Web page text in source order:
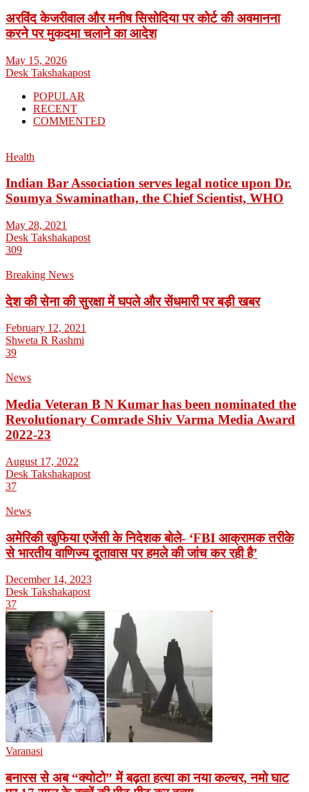
अरविंद केजरीवाल और मनीष सिसोदिया पर कोर्ट की अवमानना
करने पर मुकदमा चलाने का आदेश
May 15, 2026
Desk Takshakapost
POPULAR
RECENT
COMMENTED
Health
Indian Bar Association serves legal notice upon Dr.
Soumya Swaminathan, the Chief Scientist, WHO
May 28, 2021
Desk Takshakapost
309
Breaking News
देश की सेना की सुरक्षा में घपले और सेंधमारी पर बड़ी खबर
February 12, 2021
Shweta R Rashmi
39
News
Media Veteran B N Kumar has been nominated the
Revolutionary Comrade Shiv Varma Media Award
2022-23
August 17, 2022
Desk Takshakapost
37
News
अमेरिकी खुफिया एजेंसी के निदेशक बोले- ‘FBI आक्रामक तरीके
से भारतीय वाणिज्य दूतावास पर हमले की जांच कर रही है’
December 14, 2023
Desk Takshakapost
37
Varanasi
बनारस से अब “क्योटो” में बढ़ता हत्या का नया कल्चर, नमो घाट